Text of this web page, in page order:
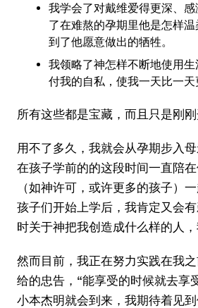
我学会了对戴维爱得更深、
了在难熬的孕期里他是怎样
到了他愿意做出的牺牲。
我领略了神怎样不断地使用
付我的自私，使我一天比一天
所有这些都是宝藏，而且只是刚刚
用不了多久，我就会从孕期步入
在孩子学前的的这段时间一直陪
（如神许可，或许更多的孩子）
孩子们开始上学后，我肯定又会
时关于神把我创造成什么样的人，
然而目前，我正在努力实践在我
给的忠告，“能享受的时候就去享
小本杰明就会到来，我期待着见